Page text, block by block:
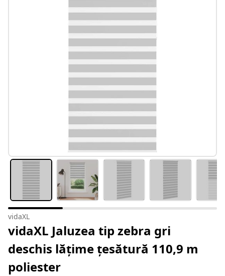
vidaXL
vidaXL Jaluzea tip zebra gri
deschis lățime țesătură 110,9 m
poliester